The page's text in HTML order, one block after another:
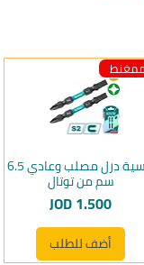
راسية درل مصلب وعادي 6.5
سم من توتال
السعر
JOD 1.500
أضف للطلب